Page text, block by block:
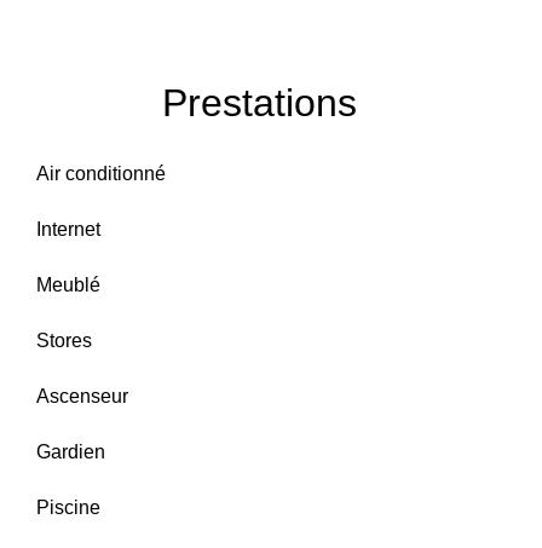
Prestations
Air conditionné
Internet
Meublé
Stores
Ascenseur
Gardien
Piscine